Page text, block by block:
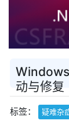
动与修复
标签： 疑难杂